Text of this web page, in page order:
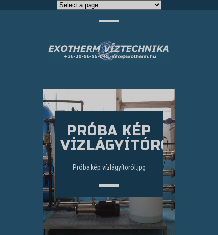
PRÓBA KÉP
VÍZLÁGYÍTÓRÓL.JPG
Próba kép vízlágyítóról.jpg